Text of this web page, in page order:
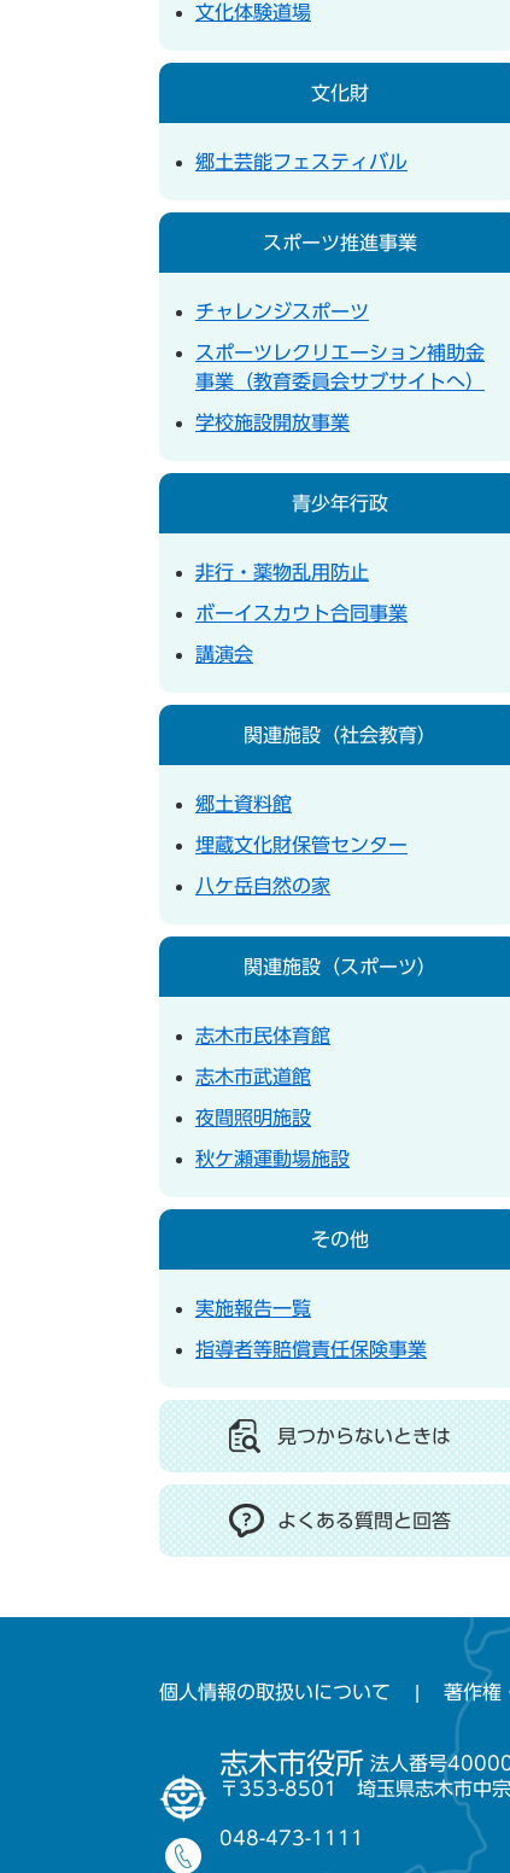
文化体験道場
文化財
郷土芸能フェスティバル
スポーツ推進事業
チャレンジスポーツ
スポーツレクリエーション補助金
事業（教育委員会サブサイトへ）
学校施設開放事業
青少年行政
非行・薬物乱用防止
ボーイスカウト合同事業
講演会
関連施設（社会教育）
郷土資料館
埋蔵文化財保管センター
八ケ岳自然の家
関連施設（スポーツ）
志木市民体育館
志木市武道館
夜間照明施設
秋ケ瀬運動場施設
その他
実施報告一覧
指導者等賠償責任保険事業
見つからないときは
よくある質問と回答
個人情報の取扱いについて 著作権
志木市役所 法人番号
〒353-8501 埼玉県志木市中
048-473-1111